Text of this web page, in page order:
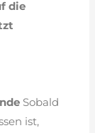
die
Sobald
ist,